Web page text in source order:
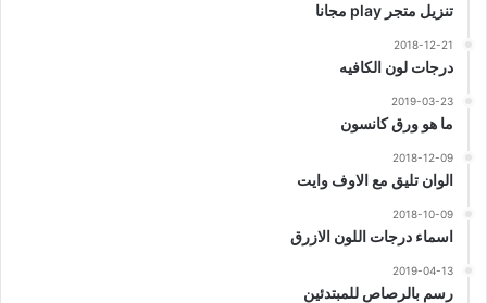
تنزيل متجر play مجانا
2018-12-21
درجات لون الكافيه
2019-03-23
ما هو ورق كانسون
2018-12-09
الوان تليق مع الاوف وايت
2018-10-09
اسماء درجات اللون الازرق
2019-04-13
رسم بالرصاص للمبتدئين